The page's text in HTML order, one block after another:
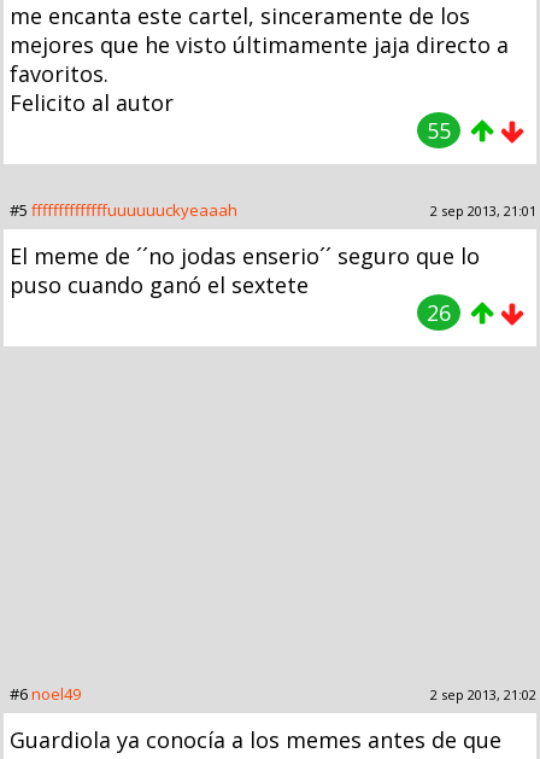
me encanta este cartel, sinceramente de los
mejores que he visto últimamente jaja directo a
favoritos.
Felicito al autor
55
#5 ffffffffffffffuuuuuuckyeaaah 2 sep 2013, 21:01
El meme de ´´no jodas enserio´´ seguro que lo
puso cuando ganó el sextete
26
#6noel49 2 sep 2013, 21:02
Guardiola ya conocía a los memes antes de que